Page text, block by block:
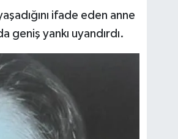
ifade eden anne
geniş yankı uyandırdı.